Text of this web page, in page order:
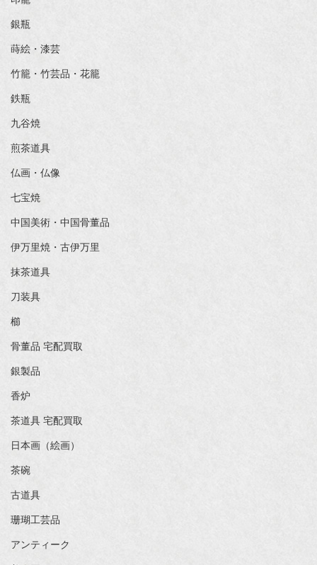
銀瓶
蒔絵・漆芸
竹籠・竹芸品・花籠
鉄瓶
九谷焼
煎茶道具
仏画・仏像
七宝焼
中国美術・中国骨董品
伊万里焼・古伊万里
抹茶道具
刀装具
櫛
骨董品 宅配買取
銀製品
香炉
茶道具 宅配買取
日本画（絵画）
茶碗
古道具
珊瑚工芸品
アンティーク